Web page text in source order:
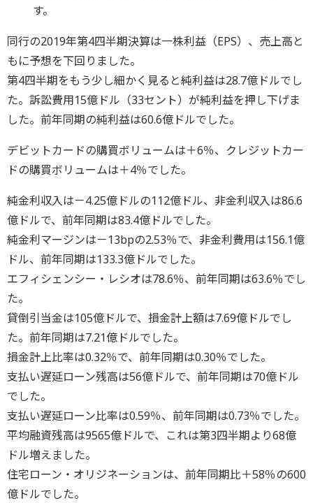
す。
同行の2019年第4四半期決算は一株利益（EPS）、売上高と
もに予想を下回りました。
第4四半期をもう少し細かく見ると純利益は28.7億ドルでし
た。訴訟費用15億ドル（33セント）が純利益を押し下げま
した。前年同期の純利益は60.6億ドルでした。
デビットカードの購買ボリュームは＋6％、クレジットカー
ドの購買ボリュームは＋4％でした。
純金利収入は－4.25億ドルの112億ドル、非金利収入は86.6
億ドルで、前年同期は83.4億ドルでした。
純金利マージンは－13bpの2.53％で、非金利費用は156.1億
ドル、前年同期は133.3億ドルでした。
エフィシェンシー・レシオは78.6％、前年同期は63.6％でし
た。
貸倒引当金は105億ドルで、損金計上額は7.69億ドルでし
た。前年同期は7.21億ドルでした。
損金計上比率は0.32％で、前年同期は0.30％でした。
支払い遅延ローン残高は56億ドルで、前年同期は70億ドル
でした。
支払い遅延ローン比率は0.59％、前年同期は0.73％でした。
平均融資残高は9565億ドルで、これは第3四半期より68億
ドル増えました。
住宅ローン・オリジネーションは、前年同期比＋58％の600
億ドルでした。